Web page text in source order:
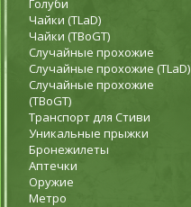
Голуби
Чайки (TLaD)
Чайки (TBoGT)
Случайные прохожие
Случайные прохожие (TLaD)
Случайные прохожие
(TBoGT)
Транспорт для Стиви
Уникальные прыжки
Бронежилеты
Аптечки
Оружие
Метро